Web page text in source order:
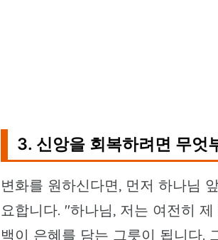
3. 신앙을 회복하려면 무엇
변화를 원하신다면, 먼저 하나님
요합니다. "하나님, 저는 여전히
백이 은혜를 담는 그릇이 됩니다.